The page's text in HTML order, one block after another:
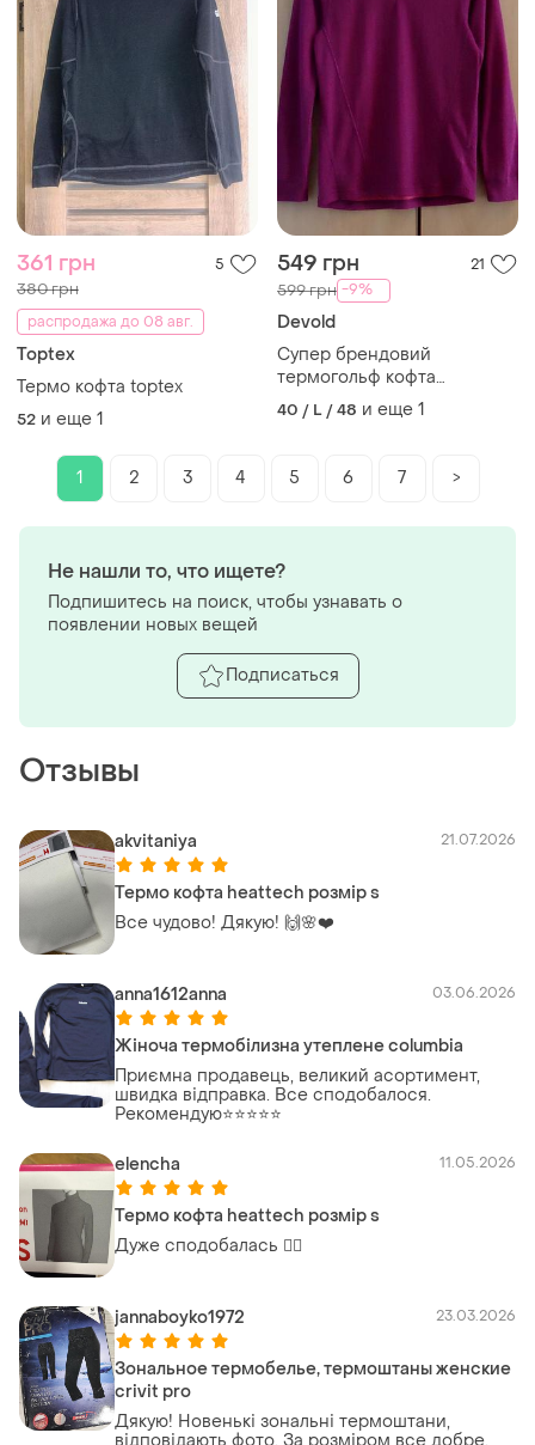
361 грн 5
380 грн
распродажа до 08 авг.
Toptex
Термо кофта toptex
52 и еще 1
549 грн 21
599 грн -9%
Devold
Супер брендовий
термогольф кофта
водолазка вовна мериноса
40 / L / 48 и еще 1
1 2 3 4 5 6 7 >
Отзывы
akvitaniya 21.07.2026
Термо кофта heattech розмір s
Все чудово! Дякую! 🙌🌸❤️
anna1612anna 03.06.2026
Жіноча термобілизна утеплене columbia
Приємна продавець, великий асортимент,
швидка відправка. Все сподобалося.
Рекомендую⭐️⭐️⭐️⭐️⭐️
elencha 11.05.2026
Термо кофта heattech розмір s
Дуже сподобалась 👍🏻
jannaboyko1972 23.03.2026
Зональное термобелье, термоштаны женские
crivit pro
Дякую! Новенькі зональні термоштани,
Не нашли то, что ищете?
Подпишитесь на поиск, чтобы узнавать о
появлении новых вещей
Подписаться